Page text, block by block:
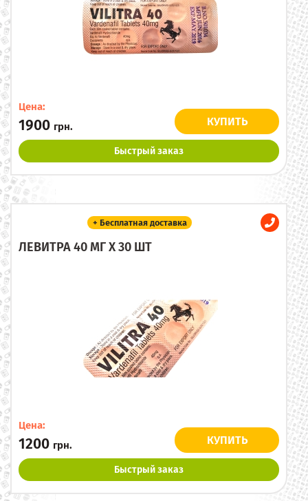
Цена:
1900 грн. КУПИТЬ
Быстрый заказ
+ Бесплатная доставка
ЛЕВИТРА 40 МГ X 30 ШТ
Цена:
1200 грн. КУПИТЬ
Быстрый заказ